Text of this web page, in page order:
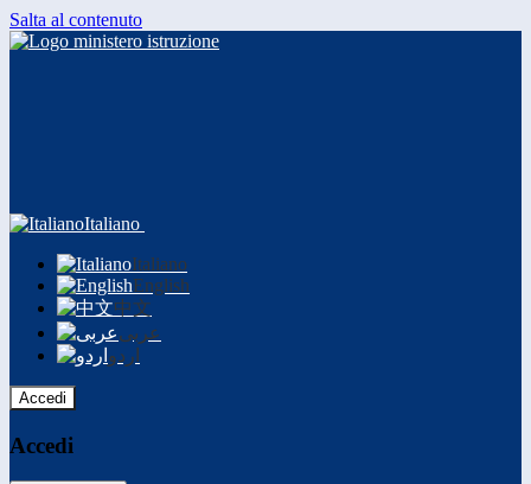
Salta al contenuto
Italiano
Italiano
English
中文
عربى
اردو
Accedi
Accedi